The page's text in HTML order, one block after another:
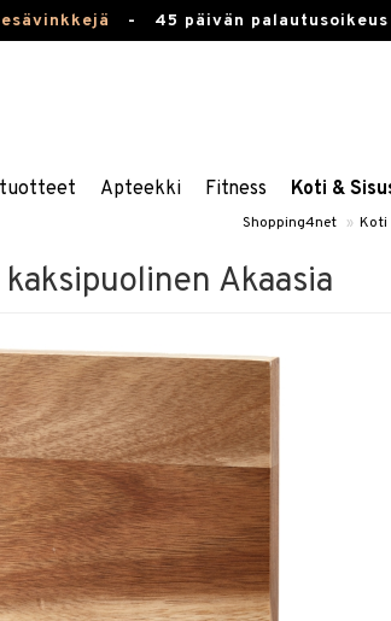
- 45 päivän
Apteekki Fitness Koti &
Shopping4net » Koti
Akaasia